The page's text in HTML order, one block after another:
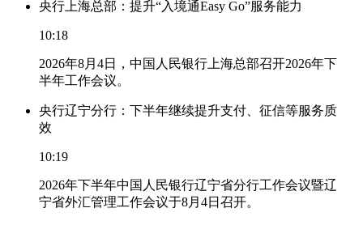
央行上海总部：提升“入境通Easy Go”服务能力
10:18
2026年8月4日，中国人民银行上海总部召开2026年下
半年工作会议。
央行辽宁分行：下半年继续提升支付、征信等服务质
效
10:19
2026年下半年中国人民银行辽宁省分行工作会议暨辽
宁省外汇管理工作会议于8月4日召开。